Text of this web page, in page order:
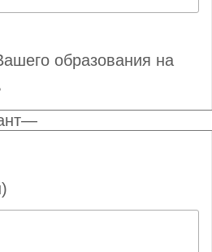
образования на